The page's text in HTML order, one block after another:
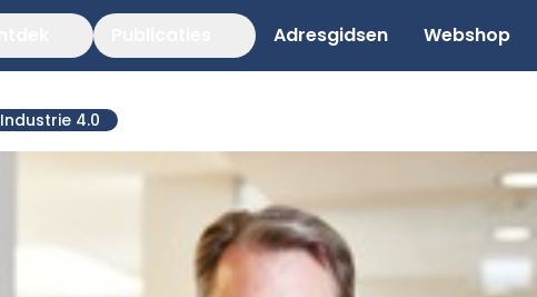
Adresgidsen Webshop
Industrie 4.0